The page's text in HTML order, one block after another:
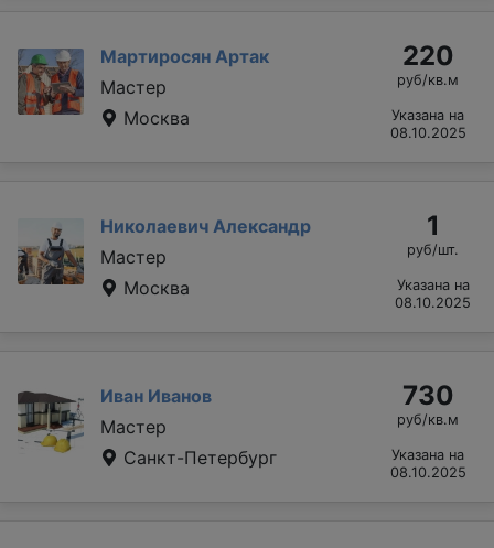
Мартиросян Артак
Мастер
Москва
220
руб/кв.м
Указана на
08.10.2025
Николаевич Александр
Мастер
Москва
1
руб/шт.
Указана на
08.10.2025
Иван Иванов
Мастер
Санкт-Петербург
730
руб/кв.м
Указана на
08.10.2025